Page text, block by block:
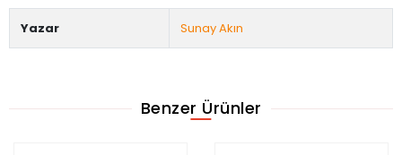
Yazar Sunay Akın
Benzer Ürünler